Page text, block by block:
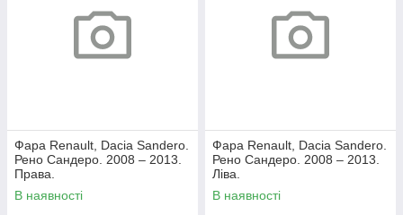
Фара Renault, Dacia Sandero.
Рено Сандеро. 2008 – 2013.
Права.
В наявності
Фара Renault, Dacia Sandero.
Рено Сандеро. 2008 – 2013.
Ліва.
В наявності